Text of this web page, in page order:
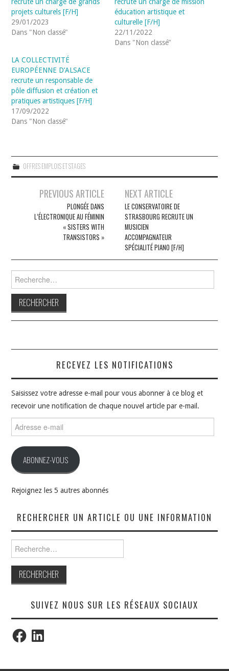
recrute un chargé de grands
projets culturels [F/H]
29/01/2023
Dans "Non classé"
recrute un chargé de mission
éducation artistique et
culturelle [F/H]
22/11/2022
Dans "Non classé"
LA COLLECTIVITÉ
EUROPÉENNE D’ALSACE
recrute un responsable de
pôle diffusion et création et
pratiques artistiques [F/H]
17/09/2022
Dans "Non classé"
OFFRES EMPLOIS ET STAGES
Navigation
articles
PREVIOUS ARTICLE
PLONGÉE DANS
L’ÉLECTRONIQUE AU FÉMININ
« SISTERS WITH
TRANSISTORS »
NEXT ARTICLE
LE CONSERVATOIRE DE
STRASBOURG RECRUTE UN
MUSICIEN
ACCOMPAGNATEUR
SPÉCIALITÉ PIANO [F/H]
Rechercher :
RECEVEZ LES NOTIFICATIONS
Saisissez votre adresse e-mail pour vous abonner à ce blog et
recevoir une notification de chaque nouvel article par e-mail.
Adresse
e-
ABONNEZ-VOUS
Rejoignez les 5 autres abonnés
RECHERCHER UN ARTICLE OU UNE INFORMATION
Rechercher :
SUIVEZ NOUS SUR LES RÉSEAUX SOCIAUX
FacebookLinkedIn